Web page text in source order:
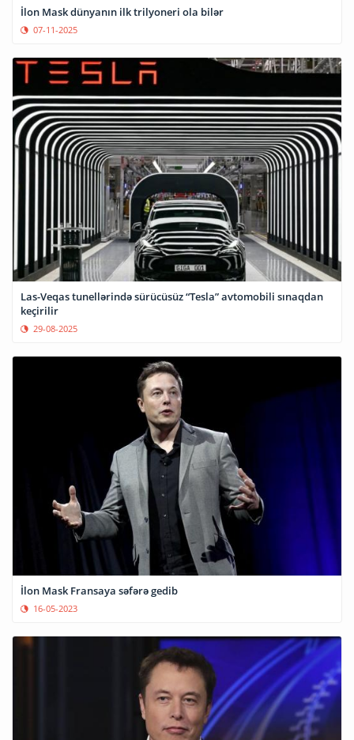
İlon Mask dünyanın ilk trilyoneri ola bilər
07-11-2025
Las-Veqas tunellərində sürücüsüz “Tesla” avtomobili sınaqdan
keçirilir
29-08-2025
İlon Mask Fransaya səfərə gedib
16-05-2023